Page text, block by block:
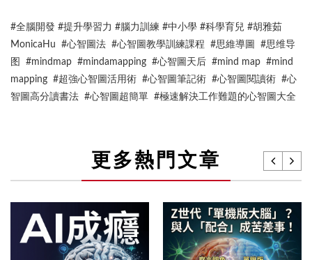
#全腦開發 #提升學習力 #腦力訓練 #中小學 #科學育兒 #胡雅茹
MonicaHu #心智圖法 #心智圖教學訓練課程 #思維導圖 #思维导
图 #mindmap #mindamapping #心智圖天后 #mind map #mind
mapping #超強心智圖活用術 #心智圖筆記術 #心智圖閱讀術 #心
智圖高分讀書法 #心智圖超簡單 #極速解決工作難題的心智圖大全
更多熱門文章